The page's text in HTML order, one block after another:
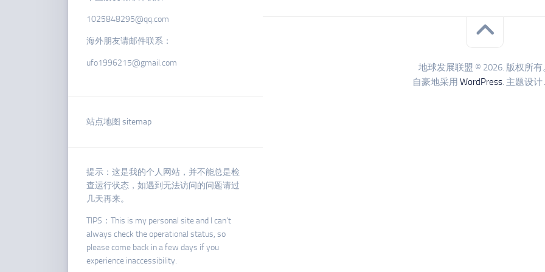
1025848295@qq.com
海外朋友请邮件联系：
ufo1996215@gmail.com
站点地图 sitemap
提示：这是我的个人网站，并不能总是检
查运行状态，如遇到无法访问的问题请过
几天再来。
TIPS：This is my personal site and I can’t
always check the operational status, so
please come back in a few days if you
experience inaccessibility.
地球发展联盟 © 2026. 版权所有
自豪地采用 WordPress. 主题设计